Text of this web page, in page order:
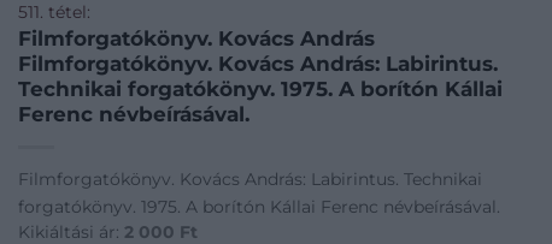
511. tétel:
Filmforgatókönyv. Kovács András
Filmforgatókönyv. Kovács András: Labirintus.
Technikai forgatókönyv. 1975. A borítón Kállai
Ferenc névbeírásával.
Filmforgatókönyv. Kovács András: Labirintus. Technikai
forgatókönyv. 1975. A borítón Kállai Ferenc névbeírásával.
Kikiáltási ár: 2 000 Ft